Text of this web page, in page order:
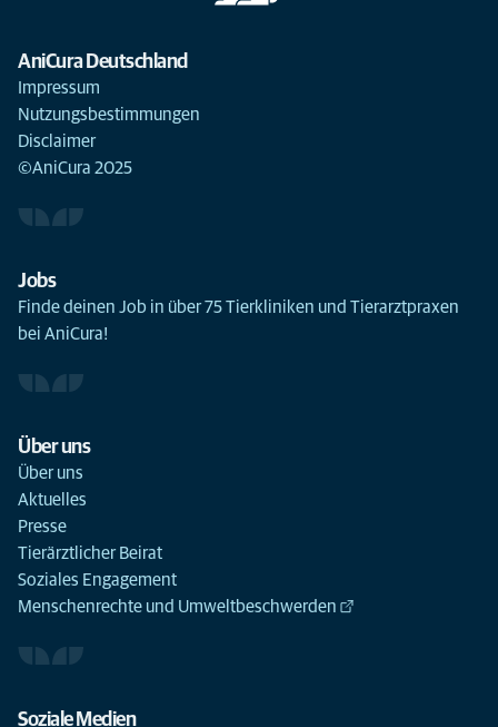
AniCura Deutschland
Impressum
Nutzungsbestimmungen
Disclaimer
©AniCura 2025
Jobs
Finde deinen Job in über 75 Tierkliniken und Tierarztpraxen
bei AniCura!
Über uns
Über uns
Aktuelles
Presse
Tierärztlicher Beirat
Soziales Engagement
Menschenrechte und Umweltbeschwerden
Soziale Medien